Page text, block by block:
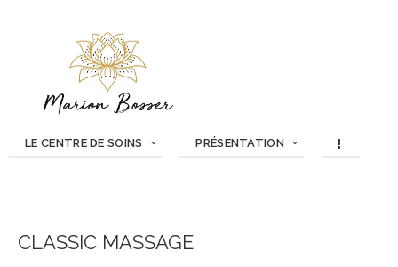
LE CENTRE DE SOINS PRÉSENTATION
CLASSIC MASSAGE